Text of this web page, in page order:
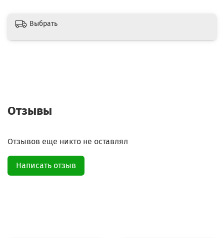
Выбрать
Отзывы
Отзывов еще никто не оставлял
Написать отзыв